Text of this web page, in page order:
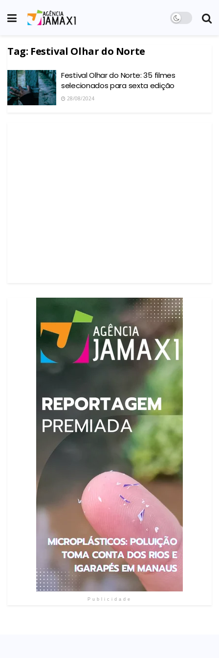
Tag: Festival Olhar do Norte
Festival Olhar do Norte: 35 filmes
selecionados para sexta edição
28/08/2024
Publicidade